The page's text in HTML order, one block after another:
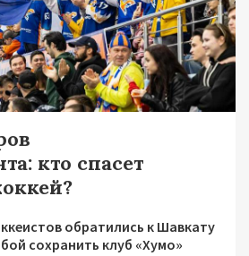
кто спасет
обратились к Шавкату
сохранить клуб «Хумо»